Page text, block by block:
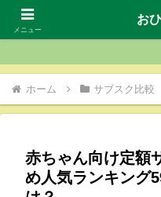
お
ホーム サブスク比較
赤ちゃん向け定額
め人気ランキング
メニュー
お